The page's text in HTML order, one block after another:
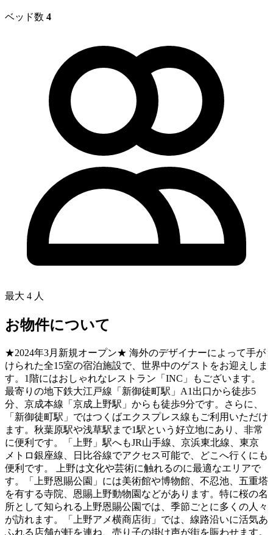
ベッド数 4
最大 4 人
お物件について
★2024年3月新規オープン★ 海外のデザイナーによって手が
けられた全15室の宿泊施設で、世界中のゲストをお迎えしま
す。1階にはおしゃれなレストラン「INC」もございます。
最寄りの地下鉄大江戸線「新御徒町駅」A1出口から徒歩5
分、京成本線「京成上野駅」からも徒歩9分です。さらに、
「新御徒町駅」ではつくばエクスプレス線もご利用いただけ
ます。秋葉原駅や浅草駅まで1駅という好立地にあり、非常
に便利です。「上野」駅へもJR山手線、京浜東北線、東京
メトロ銀座線、日比谷線でアクセス可能で、どこへ行くにも
便利です。 上野は文化や芸術に触れるのに最適なエリアで
す。「上野恩賜公園」には美術館や博物館、不忍池、五重塔
を有する寺院、恩賜上野動物園などがあります。特に桜の名
所として知られる上野恩賜公園では、季節ごとに多くの人々
が訪れます。「上野アメ横商店街」では、線路沿いに活気あ
ふれる店舗が軒を連ね、売り子の掛け声が街を賑わせます。